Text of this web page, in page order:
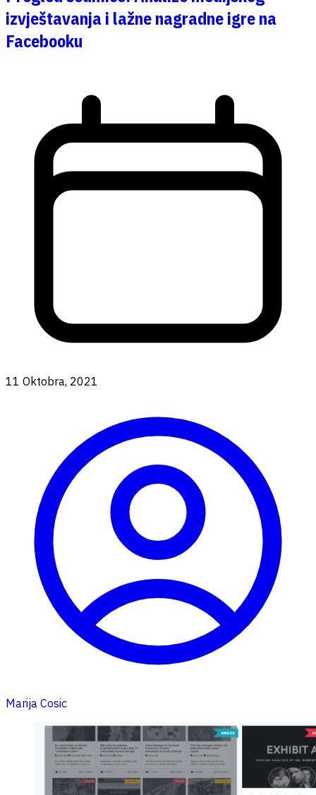
izvještavanja i lažne nagradne igre na
Facebooku
11 Oktobra, 2021
Marija Cosic